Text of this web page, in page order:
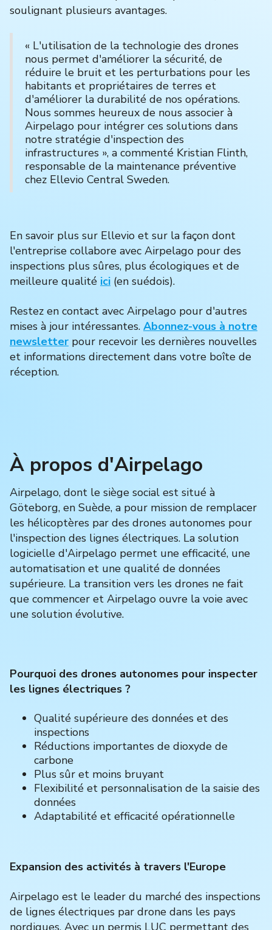
soulignant plusieurs avantages.
« L'utilisation de la technologie des drones
nous permet d'améliorer la sécurité, de
réduire le bruit et les perturbations pour les
habitants et propriétaires de terres et
d'améliorer la durabilité de nos opérations.
Nous sommes heureux de nous associer à
Airpelago pour intégrer ces solutions dans
notre stratégie d'inspection des
infrastructures », a commenté Kristian Flinth,
responsable de la maintenance préventive
chez Ellevio Central Sweden.
En savoir plus sur Ellevio et sur la façon dont
l'entreprise collabore avec Airpelago pour des
inspections plus sûres, plus écologiques et de
meilleure qualité ici (en suédois).
Restez en contact avec Airpelago pour d'autres
mises à jour intéressantes. Abonnez-vous à notre
newsletter pour recevoir les dernières nouvelles
et informations directement dans votre boîte de
réception.
À propos d'Airpelago
Airpelago, dont le siège social est situé à
Göteborg, en Suède, a pour mission de remplacer
les hélicoptères par des drones autonomes pour
l'inspection des lignes électriques. La solution
logicielle d'Airpelago permet une efficacité, une
automatisation et une qualité de données
supérieure. La transition vers les drones ne fait
que commencer et Airpelago ouvre la voie avec
une solution évolutive.
Pourquoi des drones autonomes pour inspecter
les lignes électriques ? ‍
Qualité supérieure des données et des
inspections
Réductions importantes de dioxyde de
carbone
Plus sûr et moins bruyant
Flexibilité et personnalisation de la saisie des
données
Adaptabilité et efficacité opérationnelle
Expansion des activités à travers l'Europe
Airpelago est le leader du marché des inspections
de lignes électriques par drone dans les pays
nordiques. Avec un permis LUC permettant des